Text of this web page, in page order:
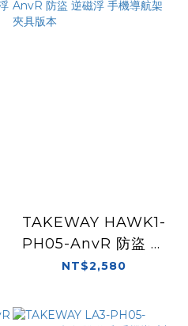
TAKEWAY HAWK1-
PH05-AnvR 防盜 逆
磁浮 手機導航架 夾具
NT$2,580